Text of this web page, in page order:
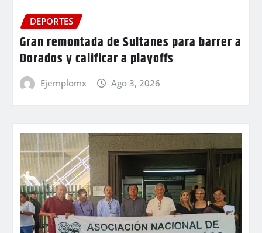
DEPORTES
Gran remontada de Sultanes para barrer a
Dorados y calificar a playoffs
Ejemplomx Ago 3, 2026